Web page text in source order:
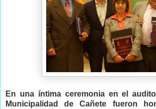
En una íntima ceremonia en el
Municipalidad de Cañete fueron